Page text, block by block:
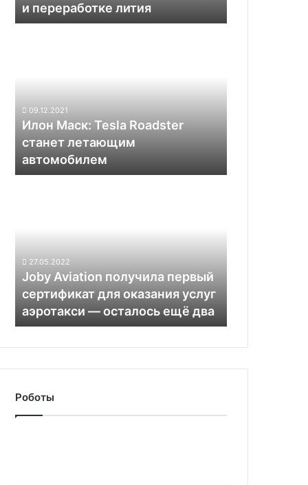
добыче
и
и переработке лития
автомобилем
09.12.2021
Илон Маск: Tesla Roadster
станет летающим
автомобилем
оказания
услуг
аэротакси —
осталось
ещё
27.05.2022
Joby Aviation получила первый
сертификат для оказания услуг
аэротакси — осталось ещё два
Роботы